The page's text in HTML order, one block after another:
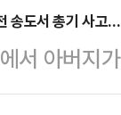
세-권성
모른다. 이
냐"라고
여줘야 하
있겠느냐
송도서 총기 사고
서 아버지
경찰서에